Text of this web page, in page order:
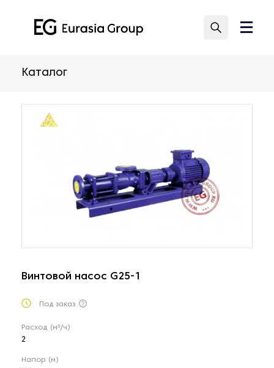
Каталог
Винтовой насос G25-1
Под заказ
Расход (м³/ч)
2
Напор (м)